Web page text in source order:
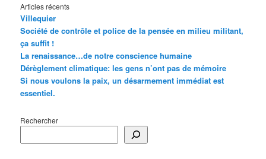
Articles récents
Villequier
Société de contrôle et police de la pensée en milieu militant,
ça suffit !
La renaissance…de notre conscience humaine
Dérèglement climatique: les gens n’ont pas de mémoire
Si nous voulons la paix, un désarmement immédiat est
essentiel.
Rechercher